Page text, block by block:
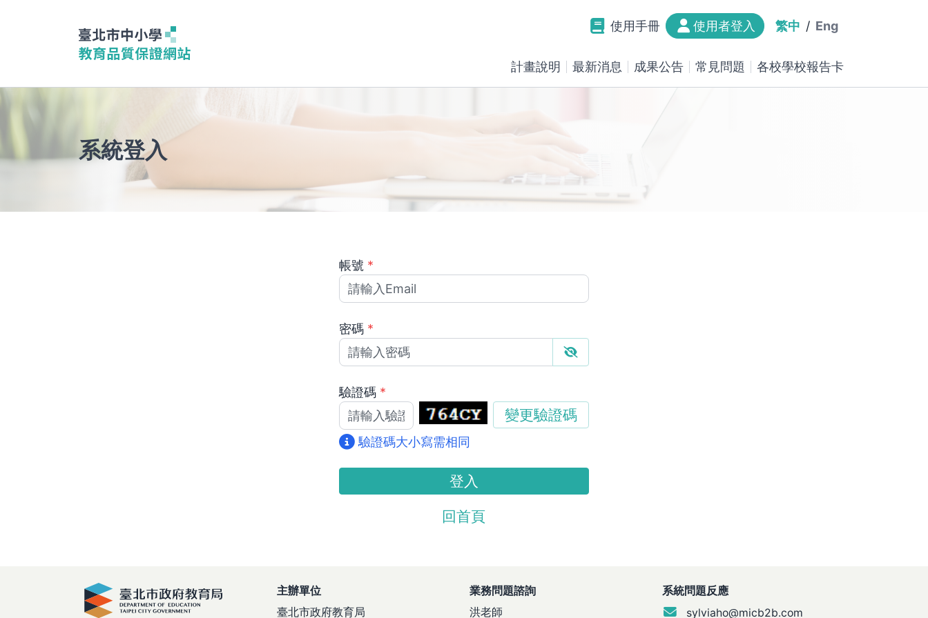
使用手冊 使用者登入 繁中 / Eng
計畫說明 最新消息 成果公告 常見問題 各校學校報告卡
系統登入
帳號 *
密碼 *
隱碼顯示中
驗證碼 *
變更驗證碼
驗證碼大小寫需相同
登入
回首頁
主辦單位
臺北市政府教育局
業務問題諮詢
洪老師
系統問題反應
sylviaho@micb2b.com